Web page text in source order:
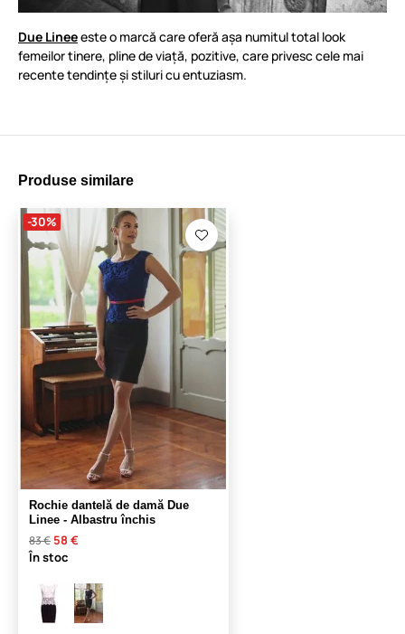
Due Lineeeste o marcă care oferă așa numitul total look
femeilor tinere, pline de viață, pozitive, care privesc cele mai
recente tendințe și stiluri cu entuziasm.
Produse similare
-30%
Rochie dantelă de damă Due
Linee - Albastru închis
83 € 58 €
În stoc